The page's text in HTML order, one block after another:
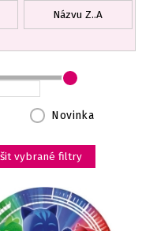
Názvu Z..A
Novinka
vybrané filtry